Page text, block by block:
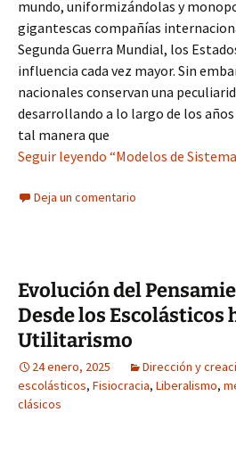
mundo, uniformizándolas y
gigantescas compañías
Segunda Guerra Mundial, los
influencia cada vez mayor. Sin
nacionales conservan una
desarrollando a lo largo de los
tal manera que
Seguir leyendo “Modelos de
Deja un comentario
Evolución del
Desde los Escolásticos
Utilitarismo
24 enero, 2025
Dirección y
escolásticos, Fisiocracia, Liberalismo,
clásicos